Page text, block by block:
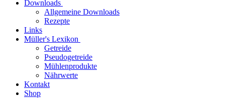
Downloads
Allgemeine Downloads
Rezepte
Links
Müller's Lexikon
Getreide
Pseudogetreide
Mühlenprodukte
Nährwerte
Kontakt
Shop